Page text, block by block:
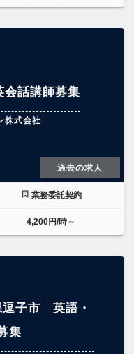
話講師募集
株式会社
過去の求人
業務委託契約
4,200円/時～
逗子市 英語・
集